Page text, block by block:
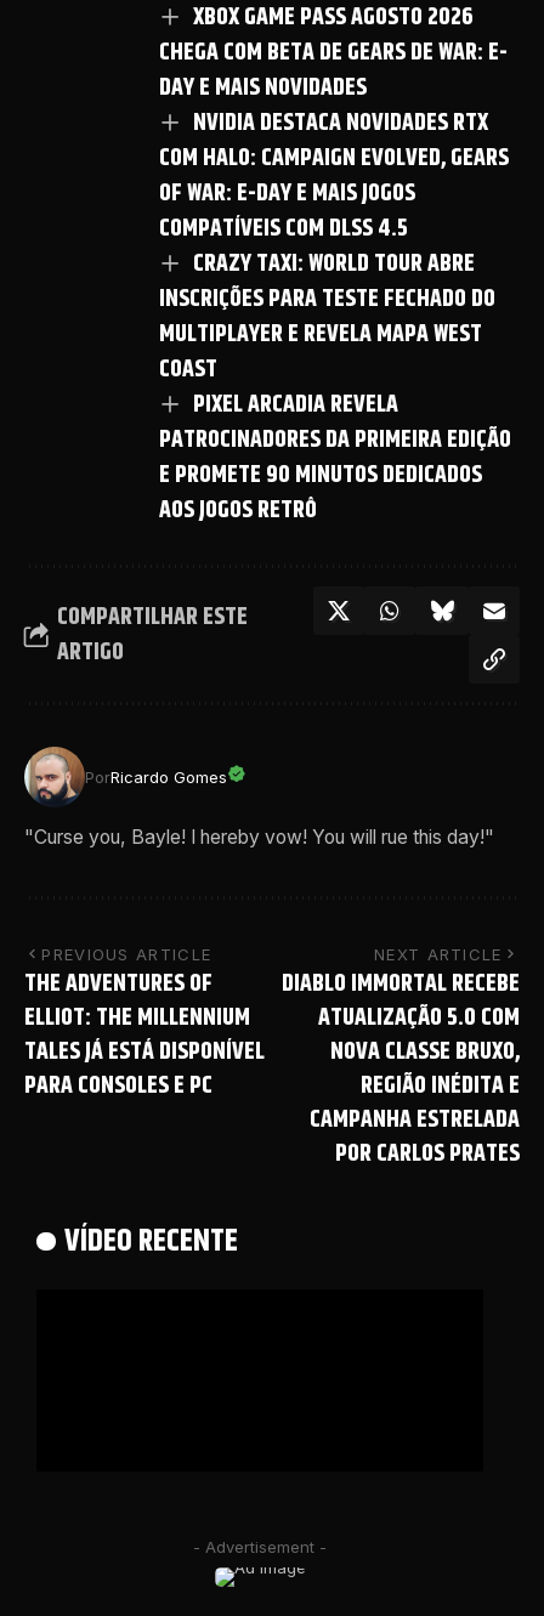
XBOX GAME PASS AGOSTO 2026
CHEGA COM BETA DE GEARS DE WAR: E-
DAY E MAIS NOVIDADES
NVIDIA DESTACA NOVIDADES RTX
COM HALO: CAMPAIGN EVOLVED, GEARS
OF WAR: E-DAY E MAIS JOGOS
COMPATÍVEIS COM DLSS 4.5
CRAZY TAXI: WORLD TOUR ABRE
INSCRIÇÕES PARA TESTE FECHADO DO
MULTIPLAYER E REVELA MAPA WEST
COAST
PIXEL ARCADIA REVELA
PATROCINADORES DA PRIMEIRA EDIÇÃO
E PROMETE 90 MINUTOS DEDICADOS
AOS JOGOS RETRÔ
COMPARTILHAR ESTE
ARTIGO
PorRicardo Gomes
"Curse you, Bayle! I hereby vow! You will rue this day!"
PREVIOUS ARTICLE
THE ADVENTURES OF
ELLIOT: THE MILLENNIUM
TALES JÁ ESTÁ DISPONÍVEL
PARA CONSOLES E PC
NEXT ARTICLE
DIABLO IMMORTAL RECEBE
ATUALIZAÇÃO 5.0 COM
NOVA CLASSE BRUXO,
REGIÃO INÉDITA E
CAMPANHA ESTRELADA
POR CARLOS PRATES
VÍDEO RECENTE
- Advertisement -